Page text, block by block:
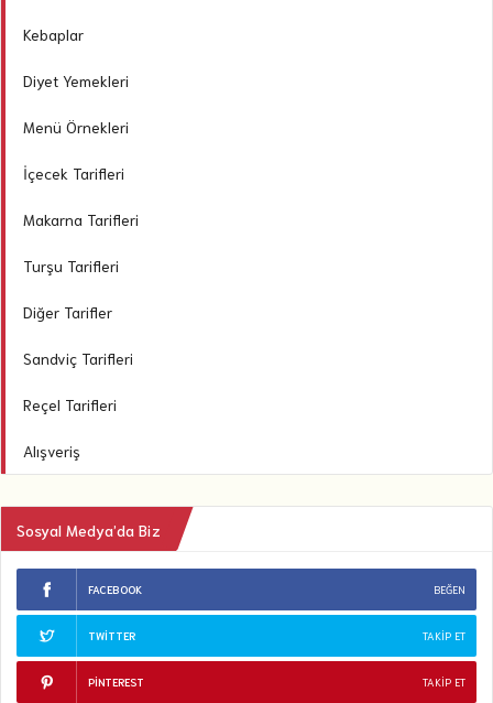
Kebaplar
Diyet Yemekleri
Menü Örnekleri
İçecek Tarifleri
Makarna Tarifleri
Turşu Tarifleri
Diğer Tarifler
Sandviç Tarifleri
Reçel Tarifleri
Alışveriş
Sosyal Medya’da Biz
FACEBOOK BEĞEN
TWITTER TAKIP ET
PINTEREST TAKIP ET